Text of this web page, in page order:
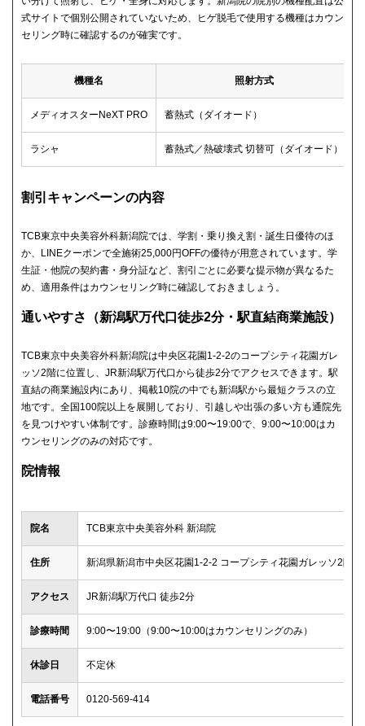
式サイトで個別公開されていないため、ヒゲ脱毛で使用する機種はカウン
セリング時に確認するのが確実です。
機種名 照射方式
メディオスターNeXT PRO 蓄熱式（ダイオード）
ラシャ 蓄熱式／熱破壊式 切替可（ダイオード）
割引キャンペーンの内容
TCB東京中央美容外科新潟院では、学割・乗り換え割・誕生日優待のほ
か、LINEクーポンで全施術25,000円OFFの優待が用意されています。学
生証・他院の契約書・身分証など、割引ごとに必要な提示物が異なるた
め、適用条件はカウンセリング時に確認しておきましょう。
通いやすさ（新潟駅万代口徒歩2分・駅直結商業施設）
TCB東京中央美容外科新潟院は中央区花園1-2-2のコープシティ花園ガレ
ッソ2階に位置し、JR新潟駅万代口から徒歩2分でアクセスできます。駅
直結の商業施設内にあり、掲載10院の中でも新潟駅から最短クラスの立
地です。全国100院以上を展開しており、引越しや出張の多い方も通院先
を見つけやすい体制です。診療時間は9:00〜19:00で、9:00〜10:00はカ
ウンセリングのみの対応です。
院情報
院名 TCB東京中央美容外科 新潟院
住所 新潟県新潟市中央区花園1-2-2 コープシティ花園ガレッソ2階
アクセス JR新潟駅万代口 徒歩2分
診療時間 9:00〜19:00（9:00〜10:00はカウンセリングのみ）
休診日 不定休
電話番号 0120-569-414